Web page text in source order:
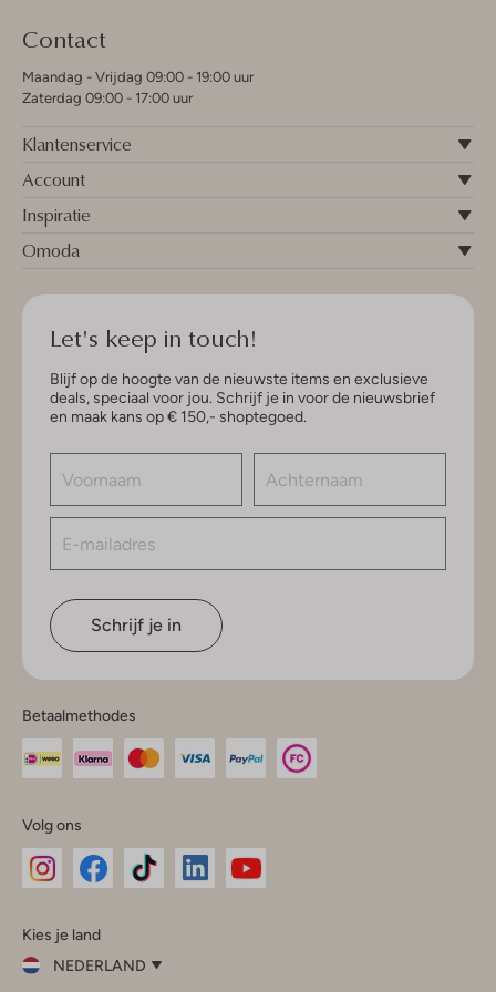
Contact
Maandag - Vrijdag 09:00 - 19:00 uur
Zaterdag 09:00 - 17:00 uur
Klantenservice
Account
Inspiratie
Omoda
Let's keep in touch!
Blijf op de hoogte van de nieuwste items en exclusieve
deals, speciaal voor jou. Schrijf je in voor de nieuwsbrief
en maak kans op € 150,- shoptegoed.
Schrijf je in
Betaalmethodes
Volg ons
InstagramFacebook
Kies je land
NEDERLAND